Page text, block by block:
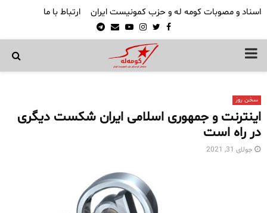
اسناد و مصوبات کومه له و حزب کمونیست ایران ارتباط با ما
Facebook
Twitter
Instagram
Youtube
Email
Telegram
PRIMARY
سخن روز
اینترنت و جمهوری اسلامی ایران شکست دیگری
در راه است
جولای 31, 2021